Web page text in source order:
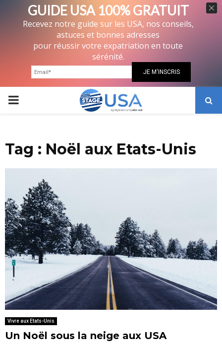
PRIMARY
Tag : Noël aux Etats-Unis
Vivre aux Etats-Unis
Un Noël sous la neige aux USA
GUIDE USA 100% GRATUIT
Recevez notre guide sur les USA, nos conseils,
astuces et bonnes adresses
pour réussir votre expatriation en toute
sérénité.